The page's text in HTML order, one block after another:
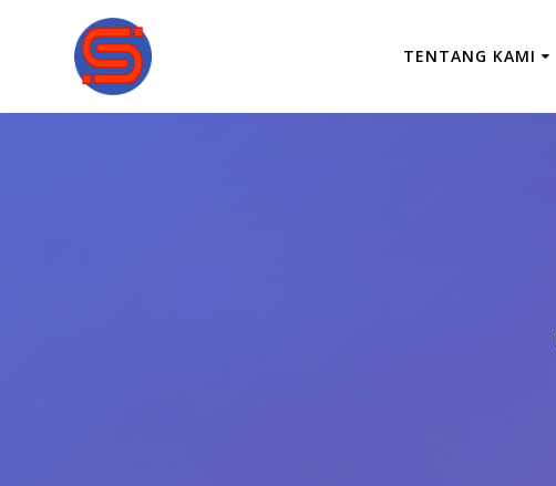
TENTANG KAMI